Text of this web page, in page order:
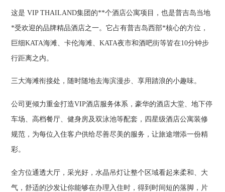
这是 VIP THAILAND集团的**个酒店公寓项目，也是普吉岛当地
*受欢迎的品牌精品酒店之一。它占有普吉岛西部*核心的方位，
巨细KATA海滩、卡伦海滩、KATA夜市和酒吧街等皆在10分钟步
行距离之内。
三大海滩衔接处，随时随地去海滨漫步、享用踏浪的小趣味。
公司更倾力重金打造VIP酒店服务体系，豪华的酒店大堂、地下停
车场、高档餐厅、健身房及双泳池等配套，四星级酒店公寓装修
规范，为每位入住客户供给尽善尽美的服务，让旅途增添一份精
彩。
全方位通透大厅，采光好，水晶吊灯让整个区域看起来柔和、大
气，舒适的沙发让你能够在办理入住时，得到时间短的落脚，片